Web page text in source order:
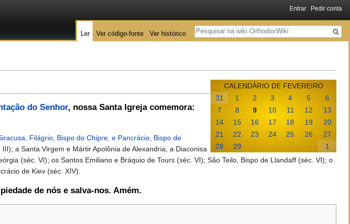
CALENDÁRIO DE FEVEREIRO
31
1 2 3 4 5
6
7
8 9 10 11 12
13
14
15 16 17 18 19
20
21
22 23 24 25 26
27
28
29 1
do Senhor, nossa Santa Igreja comemora:
Filágrio, Bispo do Chipre, e Pancrácio, Bispo de
a Santa Virgem e Mártir Apolônia de Alexandria, a Diaconisa
(séc. VI); os Santos Emiliano e Bráquio de Tours (séc. VI); São Teilo, Bispo de Llandaff (séc. VI); o
de Kiev (séc. XIV).
de nós e salva-nos. Amém.
Entrar Pedir conta
Ler Ver código-fonte Ver histórico
Pesquisa